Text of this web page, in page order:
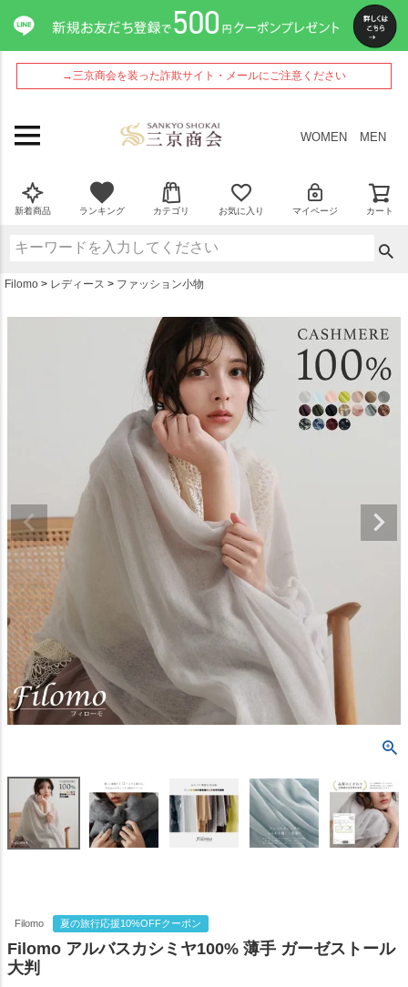
→三京商会を装った詐欺サイト・メールにご注意ください
WOMEN MEN
新着商品 ランキング カテゴリ お気に入り マイページ カート
Filomo レディース ファッション小物
Filomo 夏の旅行応援10%OFFクーポン
Filomo アルバスカシミヤ100% 薄手 ガーゼストール
大判
ペー
ジト
ップ
へ